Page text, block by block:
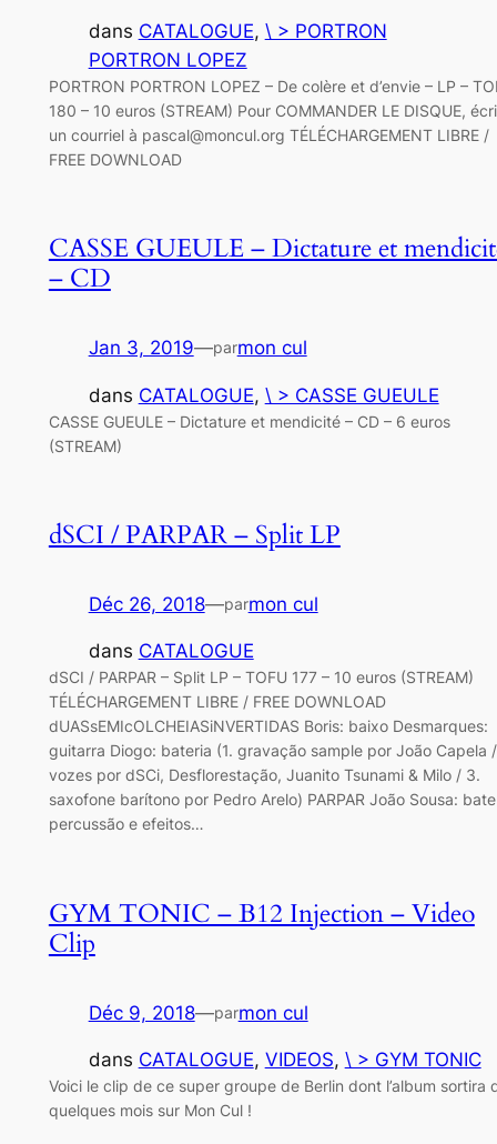
dans CATALOGUE, \ > PORTRON
PORTRON LOPEZ
PORTRON PORTRON LOPEZ – De colère et d’envie – LP –
180 – 10 euros (STREAM) Pour COMMANDER LE DISQUE,
un courriel à pascal@moncul.org TÉLÉCHARGEMENT LIBRE /
FREE DOWNLOAD
CASSE GUEULE – Dictature et
– CD
Jan 3, 2019—parmon cul
dans CATALOGUE, \ > CASSE GUEULE
CASSE GUEULE – Dictature et mendicité – CD – 6 euros
(STREAM)
dSCI / PARPAR – Split LP
Déc 26, 2018—parmon cul
dans CATALOGUE
dSCI / PARPAR – Split LP – TOFU 177 – 10 euros (STREAM)
TÉLÉCHARGEMENT LIBRE / FREE DOWNLOAD
dUASsEMIcOLCHEIASiNVERTIDAS Boris: baixo Desmarques:
guitarra Diogo: bateria (1. gravação sample por João Capela
vozes por dSCi, Desflorestação, Juanito Tsunami & Milo / 3.
saxofone barítono por Pedro Arelo) PARPAR João Sousa:
percussão e efeitos…
GYM TONIC – B12 Injection – Video
Clip
Déc 9, 2018—parmon cul
dans CATALOGUE, VIDEOS, \ > GYM TONIC
Voici le clip de ce super groupe de Berlin dont l’album sortira
quelques mois sur Mon Cul !